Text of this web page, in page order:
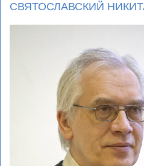
СВЯТОСЛАВСКИЙ